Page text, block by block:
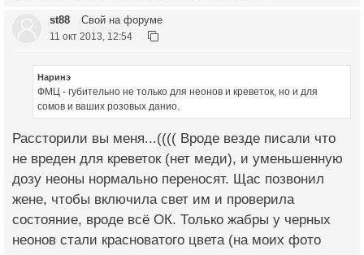
st88 Свой на форуме
11 окт 2013, 12:54
Наринэ
ФМЦ - губительно не только для неонов и креветок, но и для
сомов и ваших розовых данио.
Рассторили вы меня...(((( Вроде везде писали что
не вреден для креветок (нет меди), и уменьшенную
дозу неоны нормально переносят. Щас позвонил
жене, чтобы включила свет им и проверила
состояние, вроде всё ОК. Только жабры у черных
неонов стали красноватого цвета (на моих фото